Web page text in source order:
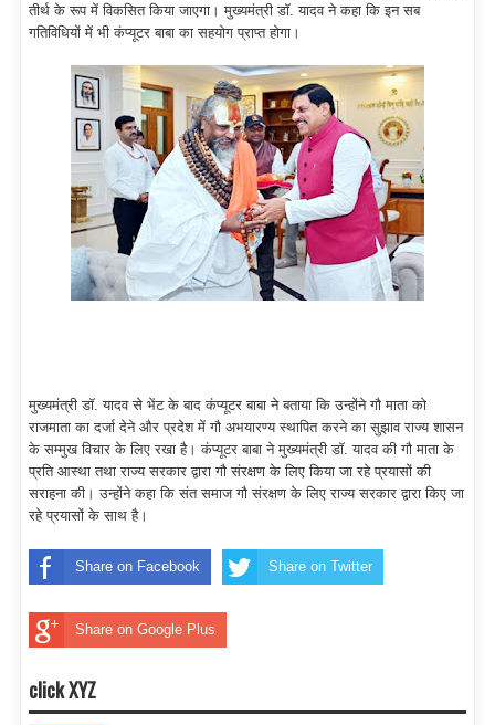
तीर्थ के रूप में विकसित किया जाएगा। मुख्यमंत्री डॉ. यादव ने कहा कि इन सब
गतिविधियों में भी कंप्यूटर बाबा का सहयोग प्राप्त होगा।
मुख्यमंत्री डॉ. यादव से भेंट के बाद कंप्यूटर बाबा ने बताया कि उन्होंने गौ माता को
राजमाता का दर्जा देने और प्रदेश में गौ अभयारण्य स्थापित करने का सुझाव राज्य शासन
के सम्मुख विचार के लिए रखा है। कंप्यूटर बाबा ने मुख्यमंत्री डॉ. यादव की गौ माता के
प्रति आस्था तथा राज्य सरकार द्वारा गौ संरक्षण के लिए किया जा रहे प्रयासों की
सराहना की। उन्होंने कहा कि संत समाज गौ संरक्षण के लिए राज्य सरकार द्वारा किए जा
रहे प्रयासों के साथ है।
Share on Facebook Share on Twitter
Share on Google Plus
click XYZ